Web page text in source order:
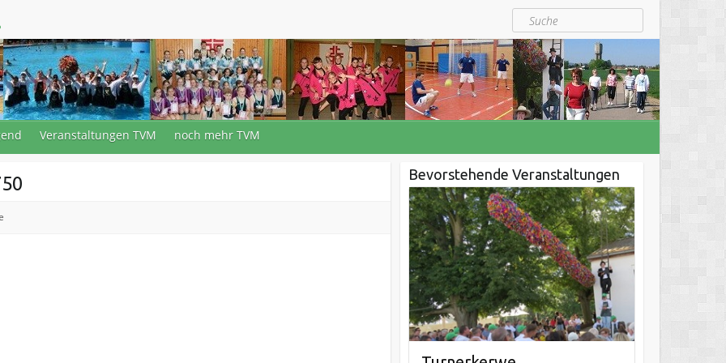
Suche
Veranstaltungen TVM noch mehr TVM
Bevorstehende Veranstaltungen